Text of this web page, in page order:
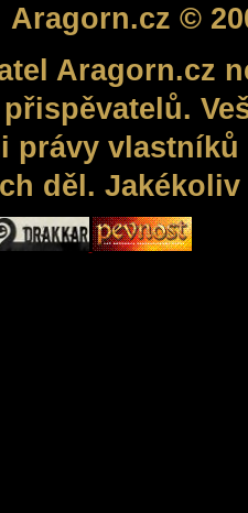
Aragorn.cz ©
Aragorn.cz
právy
děl.